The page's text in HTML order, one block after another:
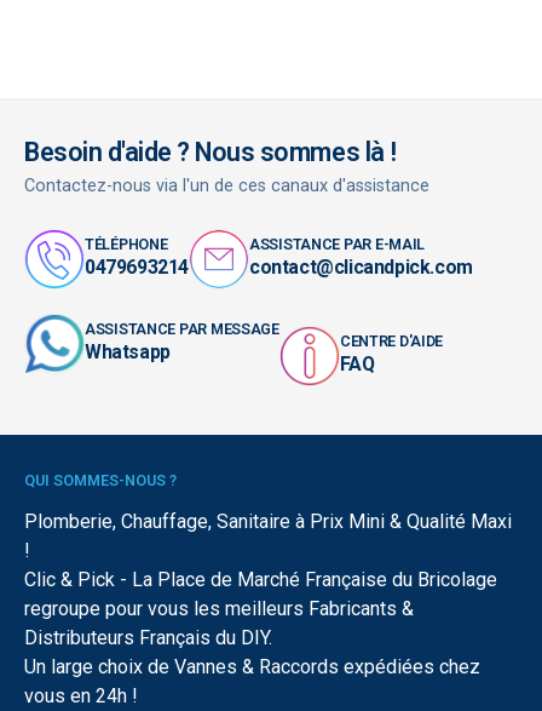
Besoin d'aide ? Nous sommes là !
Contactez-nous via l'un de ces canaux d'assistance
TÉLÉPHONE
0479693214
ASSISTANCE PAR E-MAIL
contact@clicandpick.com
ASSISTANCE PAR MESSAGE
Whatsapp CENTRE D'AIDE
FAQ
QUI SOMMES-NOUS ?
Plomberie, Chauffage, Sanitaire à Prix Mini & Qualité Maxi
!
Clic & Pick - La Place de Marché Française du Bricolage
regroupe pour vous les meilleurs Fabricants &
Distributeurs Français du DIY.
Un large choix de Vannes & Raccords expédiées chez
vous en 24h !